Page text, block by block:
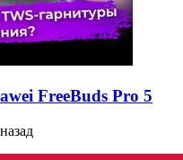
FreeBuds Pro 5